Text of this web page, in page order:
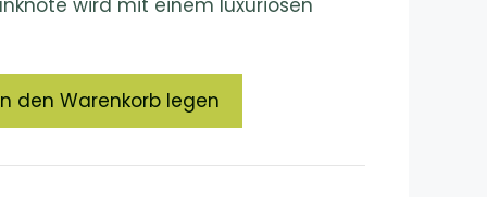
den Warenkorb legen